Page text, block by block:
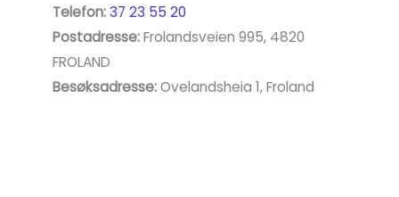
Telefon: 37 23 55 20
Postadresse:Frolandsveien 995, 4820
FROLAND
Besøksadresse:Ovelandsheia 1, Froland